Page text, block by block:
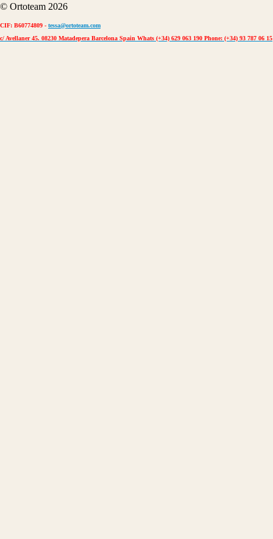
© Ortoteam 2026
CIF: B60774809 - tessa@ortoteam.com
c/ Avellaner 45. 08230 Matadepera Barcelona Spain Whats (+34) 629 063 190 Phone: (+34) 93 787 06 15